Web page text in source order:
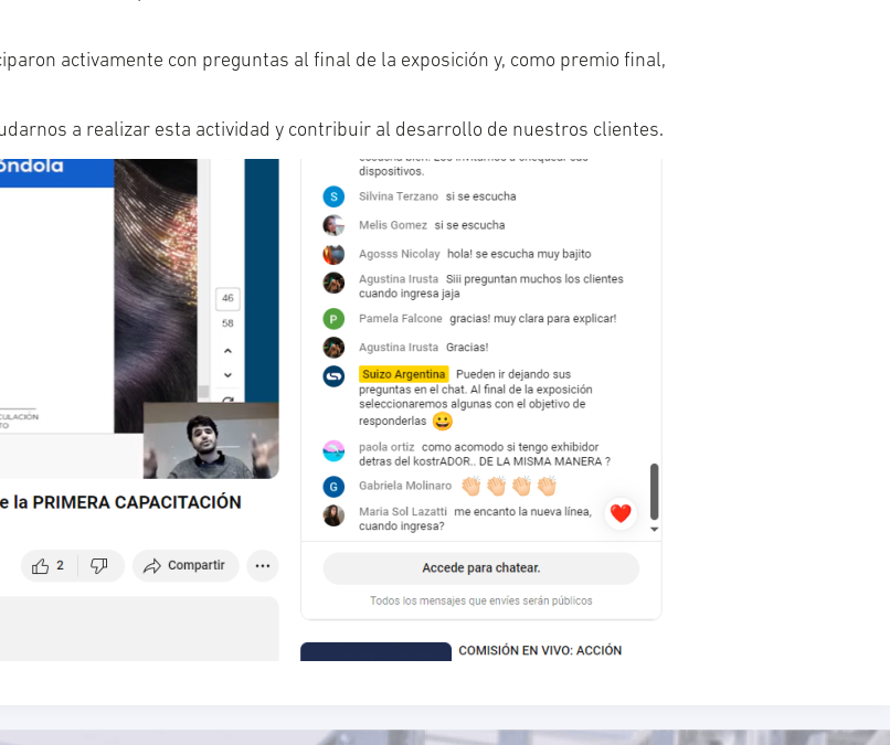
activamente con preguntas al final de la exposición y, como premio final,
a realizar esta actividad y contribuir al desarrollo de nuestros clientes.